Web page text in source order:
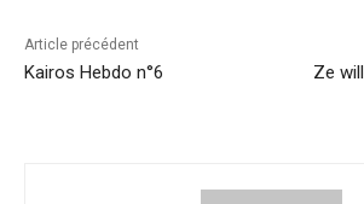
Article précédent
Kairos Hebdo n°6
Ze